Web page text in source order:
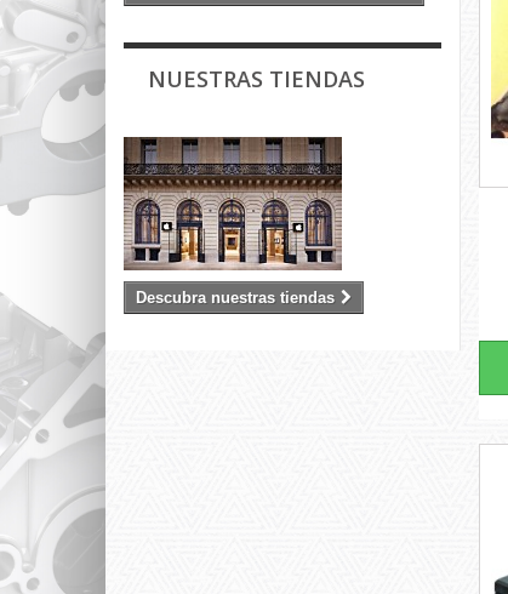
NUESTRAS TIENDAS
Descubra nuestras tiendas